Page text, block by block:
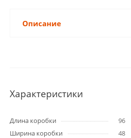
Описание
Характеристики
Длина коробки
96
Ширина коробки
48